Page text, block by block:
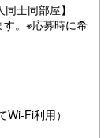
士同部屋】
す。※応募時に希
Fi利用）